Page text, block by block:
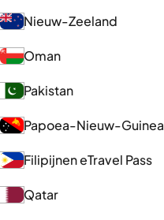
Nieuw-Zeeland
Oman
Pakistan
Papoea-Nieuw-Guinea
Filipijnen eTravel Pass
Qatar